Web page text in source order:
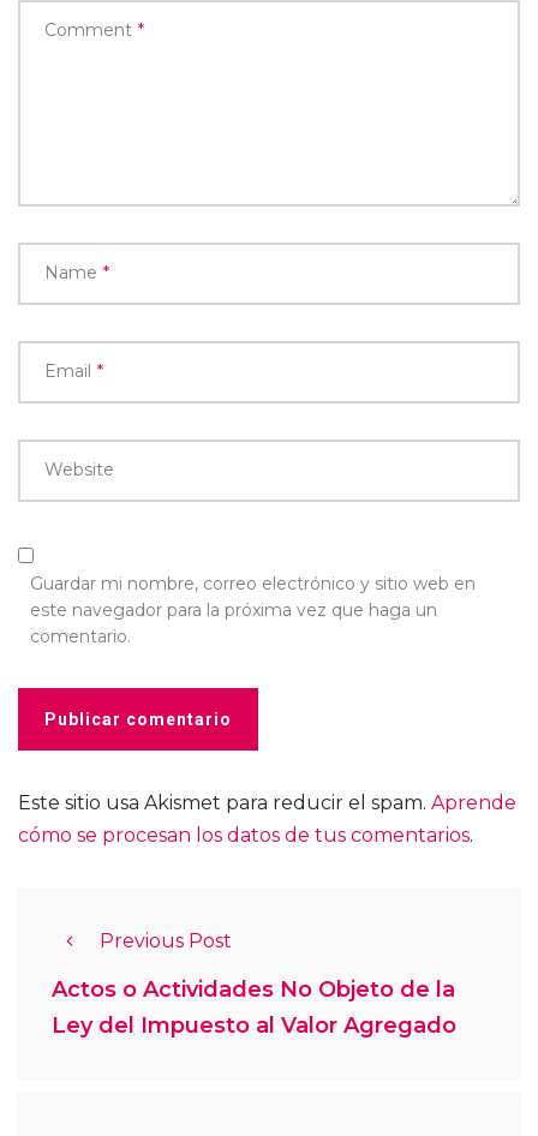
Comment *
Name *
Email *
Website
Guardar mi nombre, correo electrónico y sitio web en
este navegador para la próxima vez que haga un
comentario.
Este sitio usa Akismet para reducir el spam. Aprende
cómo se procesan los datos de tus comentarios.
Previous Post
Actos o Actividades No Objeto de la
Ley del Impuesto al Valor Agregado